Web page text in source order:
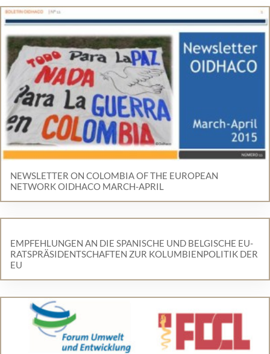
NEWSLETTER ON COLOMBIA OF THE EUROPEAN
NETWORK OIDHACO MARCH-APRIL
EMPFEHLUNGEN AN DIE SPANISCHE UND BELGISCHE EU-
RATSPRÄSIDENTSCHAFTEN ZUR KOLUMBIENPOLITIK DER
EU